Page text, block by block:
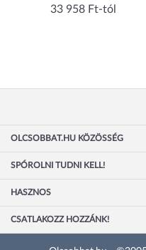
33 958 Ft-tól
OLCSOBBAT.HU KÖZÖSSÉG
SPÓROLNI TUDNI KELL!
HASZNOS
CSATLAKOZZ HOZZÁNK!